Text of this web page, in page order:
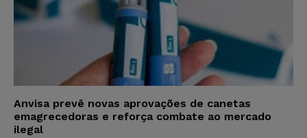
Anvisa prevê novas aprovações de canetas
emagrecedoras e reforça combate ao mercado
ilegal